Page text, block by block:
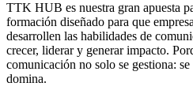
TTK HUB es nuestra gran apuesta
formación diseñado para que
desarrollen las habilidades de
crecer, liderar y generar impacto.
comunicación no solo se gestiona: se
domina.